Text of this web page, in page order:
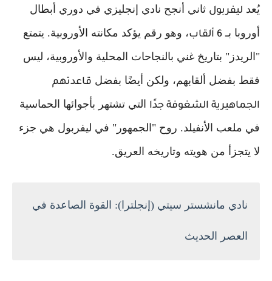
يُعد ليفربول ثاني أنجح نادي إنجليزي في دوري أبطال
أوروبا بـ 6 ألقاب
، وهو رقم يؤكد مكانته الأوروبية. يتمتع
"الريدز" بتاريخ غني بالنجاحات المحلية والأوروبية، ليس
فقط بفضل ألقابهم، ولكن أيضًا بفضل قاعدتهم
الجماهيرية الشغوفة جدًا
التي تشتهر بأجوائها الحماسية
في ملعب الأنفيلد. روح "الجمهور" في ليفربول هي جزء
لا يتجزأ من هويته وتاريخه العريق.
نادي مانشستر سيتي (إنجلترا): القوة الصاعدة في
العصر الحديث